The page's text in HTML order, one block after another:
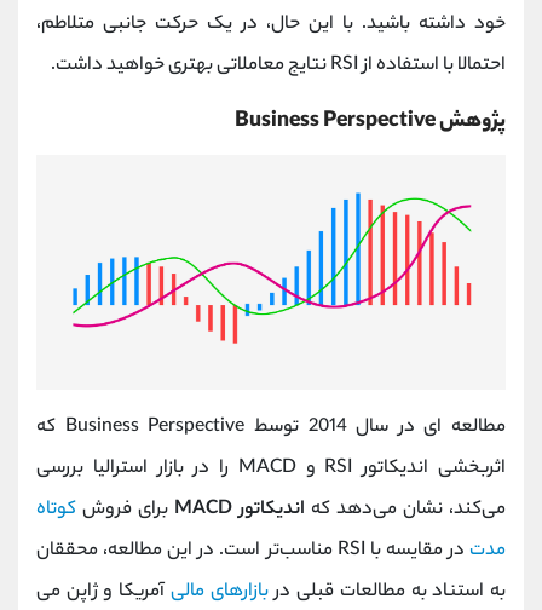
خود داشته باشید. با این حال، در یک حرکت جانبی متلاطم،
احتمالا با استفاده از RSI نتایج معاملاتی بهتری خواهید داشت.
پژوهش Business Perspective
مطالعه ای در سال 2014 توسط Business Perspective که
اثربخشی اندیکاتور RSI و MACD را در بازار استرالیا بررسی
می‌کند، نشان می‌دهد که اندیکاتور MACD برای فروش کوتاه
مدت
در مقایسه با RSI مناسب‌تر است. در این مطالعه، محققان
به استناد به مطالعات قبلی دربازارهای مالیآمریکا و ژاپن می